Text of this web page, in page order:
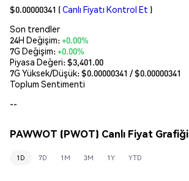
$0.00000341 (Canlı Fiyatı Kontrol Et )
Son trendler
24H Değişim:+0.00%
7G Değişim:+0.00%
Piyasa Değeri:$3,401.00
7G Yüksek/Düşük: $0.00000341 / $0.00000341
Toplum Sentimenti
--
PAWWOT (PWOT) Canlı Fiyat Grafiği
1D 7D 1M 3M 1Y YTD